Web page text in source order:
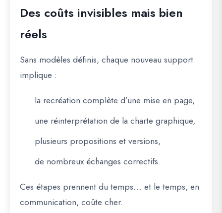
Des coûts invisibles mais bien
réels
Sans modèles définis, chaque nouveau support
implique :
la recréation complète d’une mise en page,
une réinterprétation de la charte graphique,
plusieurs propositions et versions,
de nombreux échanges correctifs.
Ces étapes prennent du temps… et le temps, en
communication, coûte cher.